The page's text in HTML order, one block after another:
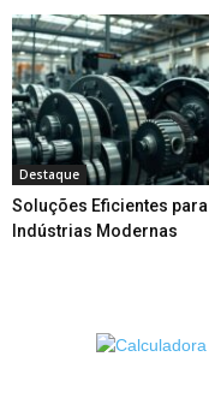
Destaque
Soluções Eficientes para
Indústrias Modernas